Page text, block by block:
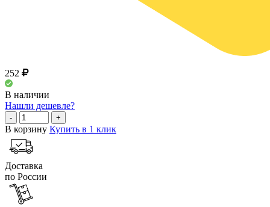
252
В наличии
Нашли дешевле?
- +
В корзину Купить в 1 клик
Доставка
по России